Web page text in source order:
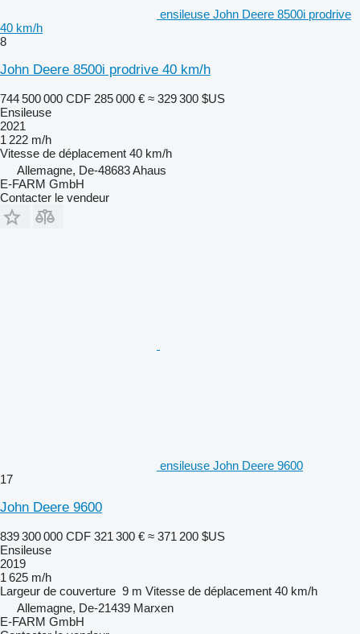
ensileuse John Deere 8500i prodrive
40 km/h
8
John Deere 8500i prodrive 40 km/h
744 500 000 CDF 285 000 € ≈ 329 300 $US
Ensileuse
2021
1 222 m/h
Vitesse de déplacement 40 km/h
Allemagne, De-48683 Ahaus
E-FARM GmbH
Contacter le vendeur
ensileuse John Deere 9600
17
John Deere 9600
839 300 000 CDF 321 300 € ≈ 371 200 $US
Ensileuse
2019
1 625 m/h
Largeur de couverture 9 m Vitesse de déplacement 40 km/h
Allemagne, De-21439 Marxen
E-FARM GmbH